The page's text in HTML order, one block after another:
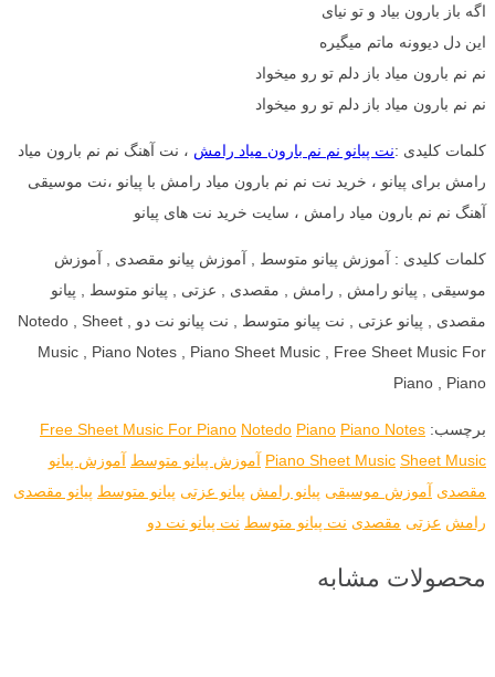
اگه باز بارون بیاد و تو نیای
این دل دیوونه ماتم میگیره
نم نم بارون میاد باز دلم تو رو میخواد
نم نم بارون میاد باز دلم تو رو میخواد
کلمات کلیدی :نت پیانو نم نم بارون میاد رامش ، نت آهنگ نم نم بارون میاد
رامش برای پیانو ، خرید نت نم نم بارون میاد رامش با پیانو ،نت موسیقی
آهنگ نم نم بارون میاد رامش ، سایت خرید نت های پیانو
کلمات کلیدی : آموزش پیانو متوسط , آموزش پیانو مقصدی , آموزش
موسیقی , پیانو رامش , رامش , مقصدی , عزتی , پیانو متوسط , پیانو
مقصدی , پیانو عزتی , نت پیانو متوسط , نت پیانو نت دو , Notedo , Sheet
Music , Piano Notes , Piano Sheet Music , Free Sheet Music For
Piano , Piano
برچسب: Free Sheet Music For Piano Notedo Piano Piano Notes
Piano Sheet Music Sheet Music آموزش پیانو متوسط آموزش پیانو
مقصدی آموزش موسیقی پیانو رامش پیانو عزتی پیانو متوسط پیانو مقصدی
رامش عزتی مقصدی نت پیانو متوسط نت پیانو نت دو
محصولات مشابه